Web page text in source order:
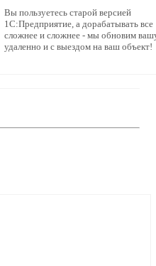
Вы пользуетесь старой версией
1С:Предприятие, а дорабатывать все
сложнее и сложнее - мы обновим
удаленно и с выездом на ваш объект!